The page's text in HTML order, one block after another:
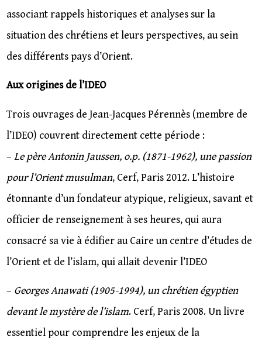
associant rappels historiques et analyses sur la
situation des chrétiens et leurs perspectives, au sein
des différents pays d’Orient.
Aux origines de l’IDEO
Trois ouvrages de Jean-Jacques Pérennès (membre de
l’IDEO) couvrent directement cette période :
–Le père Antonin Jaussen, o.p. (1871-1962), une passion
pour l’Orient musulman, Cerf, Paris 2012. L’histoire
étonnante d’un fondateur atypique, religieux, savant et
officier de renseignement à ses heures, qui aura
consacré sa vie à édifier au Caire un centre d’études de
l’Orient et de l’islam, qui allait devenir l’IDEO
– Georges Anawati (1905-1994), un chrétien égyptien
devant le mystère de l’islam. Cerf, Paris 2008. Un livre
essentiel pour comprendre les enjeux de la